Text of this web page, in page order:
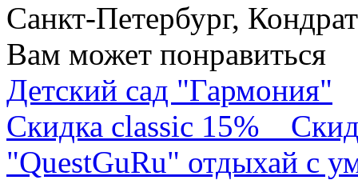
Санкт-Петербург,
Вам может понравиться
Детский сад "Гармония"
Скидка classic 15%
"QuestGuRu" отдыхай с